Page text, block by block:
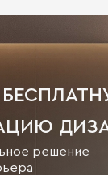
решение